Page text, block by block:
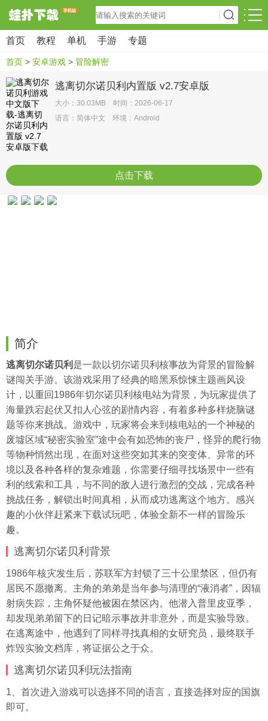
首页 教程 单机 手游 专题
首页 > 安卓游戏 > 冒险解密
逃离切尔诺贝利内置版 v2.7安卓版
大小：30.03MB 时间：2026-06-17
语言：简体中文 环境：Android
点击下载
简介
逃离切尔诺贝利 是一款以切尔诺贝利核事故为背景的冒险解
谜闯关手游。该游戏采用了经典的暗黑系惊悚主题画风设
计，以重回1986年切尔诺贝利核电站为背景，为玩家提供了
海量跌宕起伏又扣人心弦的剧情内容，有着多种多样烧脑谜
题等你来挑战。游戏中，玩家将会来到核电站的一个神秘的
废墟区域“秘密实验室”途中会有如恐怖的丧尸，怪异的爬行物
等物种悄然出现，在面对这些突如其来的突变体、异常的环
境以及各种各样的复杂难题，你需要仔细寻找场景中一些有
利的线索和工具，与不同的敌人进行激烈的交战，完成各种
挑战任务，解锁出时间真相，从而成功逃离这个地方。感兴
趣的小伙伴赶紧来下载试玩吧，体验全新不一样的冒险乐
趣。
逃离切尔诺贝利背景
1986年核灾发生后，苏联军方封锁了三十公里禁区，但仍有
居民不愿撤离。主角的弟弟是当年参与清理的“液消者”，因辐
射病失踪，主角怀疑他被困在禁区内。他潜入普里皮亚季，
却发现弟弟留下的日记暗示事故并非意外，而是实验导致。
在逃离途中，他遇到了同样寻找真相的女研究员，最终联手
炸毁实验文档库，将证据公之于众。
逃离切尔诺贝利玩法指南
1、首次进入游戏可以选择不同的语言，直接选择对应的国旗
即可。